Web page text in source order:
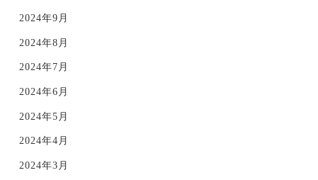
2024年9月
2024年8月
2024年7月
2024年6月
2024年5月
2024年4月
2024年3月